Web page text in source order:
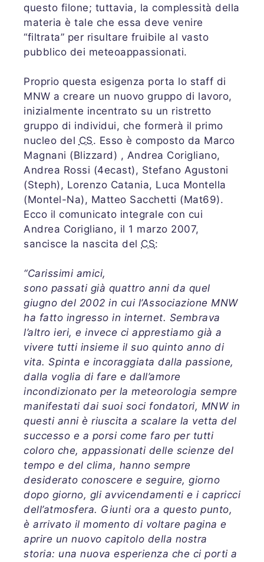
questo filone; tuttavia, la complessità della
materia è tale che essa deve venire
“filtrata” per risultare fruibile al vasto
pubblico dei meteoappassionati.
Proprio questa esigenza porta lo staff di
MNW a creare un nuovo gruppo di lavoro,
inizialmente incentrato su un ristretto
gruppo di individui, che formerà il primo
nucleo del CS. Esso è composto da Marco
Magnani (Blizzard) , Andrea Corigliano,
Andrea Rossi (4ecast), Stefano Agustoni
(Steph), Lorenzo Catania, Luca Montella
(Montel-Na), Matteo Sacchetti (Mat69).
Ecco il comunicato integrale con cui
Andrea Corigliano, il 1 marzo 2007,
sancisce la nascita del CS:
“Carissimi amici,
sono passati già quattro anni da quel
giugno del 2002 in cui l’Associazione MNW
ha fatto ingresso in internet. Sembrava
l’altro ieri, e invece ci apprestiamo già a
vivere tutti insieme il suo quinto anno di
vita. Spinta e incoraggiata dalla passione,
dalla voglia di fare e dall’amore
incondizionato per la meteorologia sempre
manifestati dai suoi soci fondatori, MNW in
questi anni è riuscita a scalare la vetta del
successo e a porsi come faro per tutti
coloro che, appassionati delle scienze del
tempo e del clima, hanno sempre
desiderato conoscere e seguire, giorno
dopo giorno, gli avvicendamenti e i capricci
dell’atmosfera. Giunti ora a questo punto,
è arrivato il momento di voltare pagina e
aprire un nuovo capitolo della nostra
storia: una nuova esperienza che ci porti a